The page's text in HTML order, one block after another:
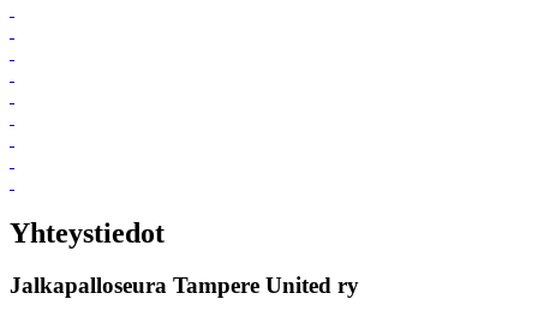
Yhteystiedot
Jalkapalloseura Tampere United ry